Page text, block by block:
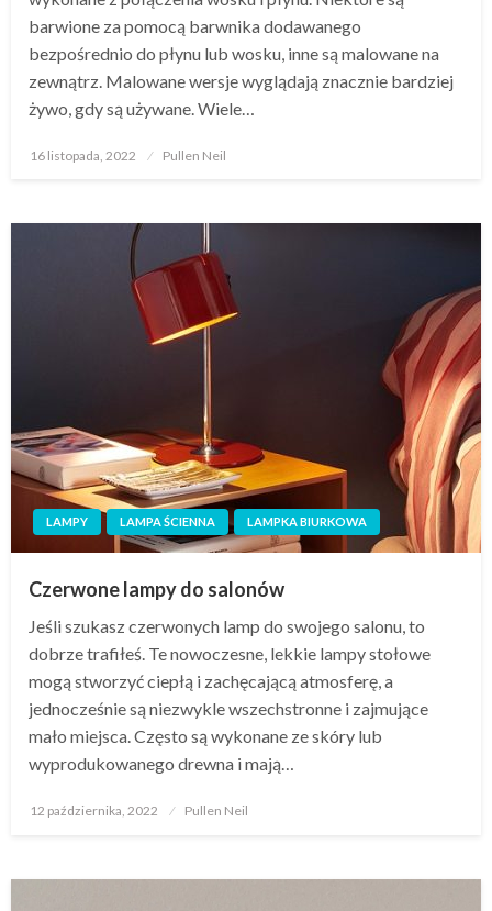
barwione za pomocą barwnika dodawanego
bezpośrednio do płynu lub wosku, inne są malowane na
zewnątrz. Malowane wersje wyglądają znacznie bardziej
żywo, gdy są używane. Wiele…
Opublikowane
16 listopada, 2022 Pullen Neil
LAMPY LAMPA ŚCIENNA LAMPKA BIURKOWA
Czerwone lampy do salonów
Jeśli szukasz czerwonych lamp do swojego salonu, to
dobrze trafiłeś. Te nowoczesne, lekkie lampy stołowe
mogą stworzyć ciepłą i zachęcającą atmosferę, a
jednocześnie są niezwykle wszechstronne i zajmujące
mało miejsca. Często są wykonane ze skóry lub
wyprodukowanego drewna i mają…
Opublikowane
12 października, 2022 Pullen Neil